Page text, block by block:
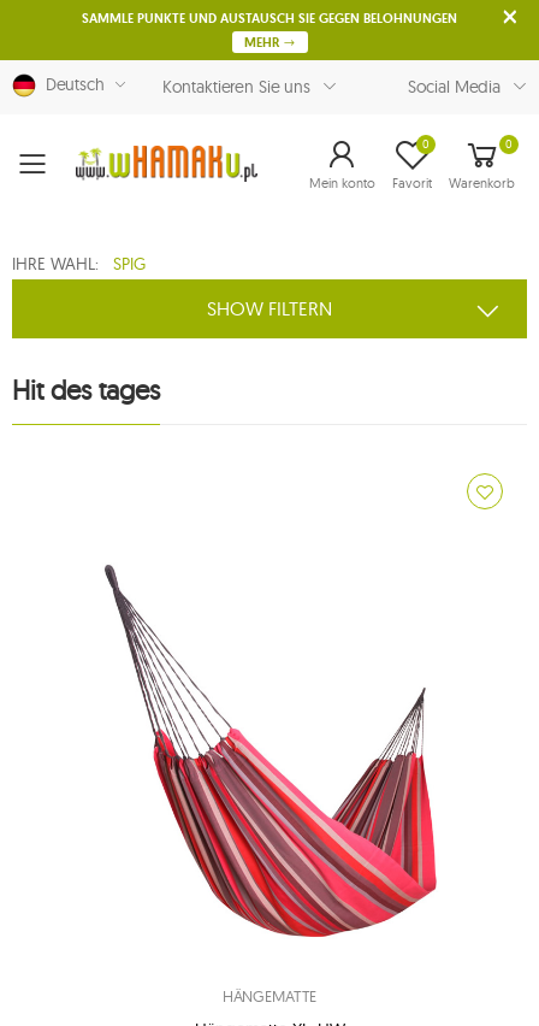
SAMMLE PUNKTE UND AUSTAUSCH SIE GEGEN BELOHNUNGEN
MEHR
Deutsch Kontaktieren Sie uns Social Media
Menu Mein konto Favorit
0 0
Warenkorb
IHRE WAHL: SPIG
SHOW FILTERN
Hit des tages
HÄNGEMATTE